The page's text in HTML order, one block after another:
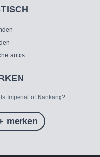
autos
Imperial of Nankang?
merken